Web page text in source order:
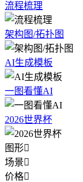
流程梳理
架构图/拓扑图
AI生成模板
一图看懂AI
2026世界杯
图形
场景
价格